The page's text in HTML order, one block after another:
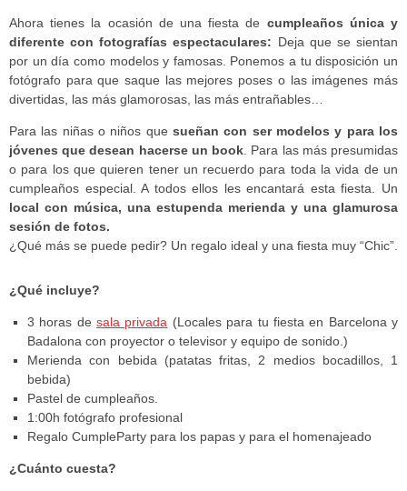
Ahora tienes la ocasión de una fiesta de cumpleaños única y
diferente con fotografías espectaculares: Deja que se sientan
por un día como modelos y famosas. Ponemos a tu disposición un
fotógrafo para que saque las mejores poses o las imágenes más
divertidas, las más glamorosas, las más entrañables…
Para las niñas o niños que sueñan con ser modelos y para los
jóvenes que desean hacerse un book . Para las más presumidas
o para los que quieren tener un recuerdo para toda la vida de un
cumpleaños especial. A todos ellos les encantará esta fiesta. Un
local con música, una estupenda merienda y una glamurosa
sesión de fotos.
¿Qué más se puede pedir? Un regalo ideal y una fiesta muy “Chic”.
¿Qué incluye?
3 horas desala privada (Locales para tu fiesta en Barcelona y
Badalona con proyector o televisor y equipo de sonido.)
Merienda con bebida (patatas fritas, 2 medios bocadillos, 1
bebida)
Pastel de cumpleaños.
1:00h fotógrafo profesional
Regalo CumpleParty para los papas y para el homenajeado
¿Cuánto cuesta?